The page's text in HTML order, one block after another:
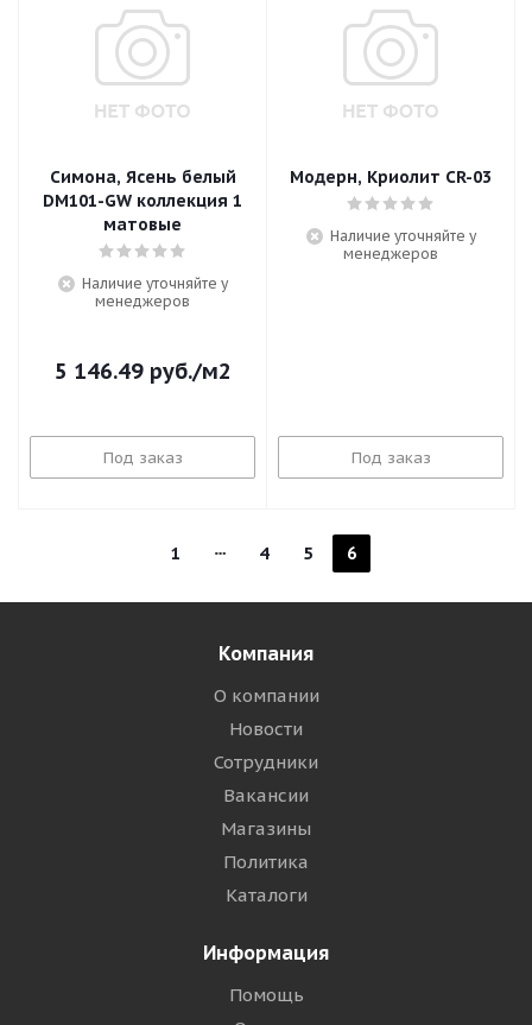
Симона, Ясень белый
DM101-GW коллекция 1
матовые
Наличие уточняйте у
менеджеров
5 146.49руб./м2
Под заказ
Модерн, Криолит CR-03
Наличие уточняйте у
менеджеров
Под заказ
1 4 5 6
Компания
О компании
Новости
Сотрудники
Вакансии
Магазины
Политика
Каталоги
Информация
Помощь